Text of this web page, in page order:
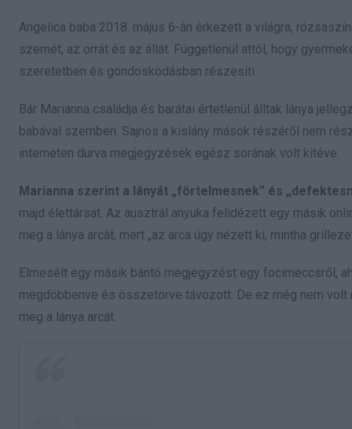
Angelica baba 2018. május 6-án érkezett a világra,
szemét, az orrát és az állát. Függetlenül attól, hogy
szeretetben és gondoskodásban részesíti.
Bár Marianna családja és barátai értetlenül álltak lánya
babával szemben. Sajnos a kislány mások részéről nem
interneten durva megjegyzések egész sorának volt kitéve.
Marianna szerint a lányát „förtelmesnek” és
majd élettársat. Az ausztrál anyuka felidézett egy másik
meg a lánya arcát, mert „az arca úgy nézett ki, mintha
Elmesélt egy másik bántó megjegyzést egy focimeccsről,
megdöbbenve és összetörve távozott. De ez még nem
meg a lánya arcát.